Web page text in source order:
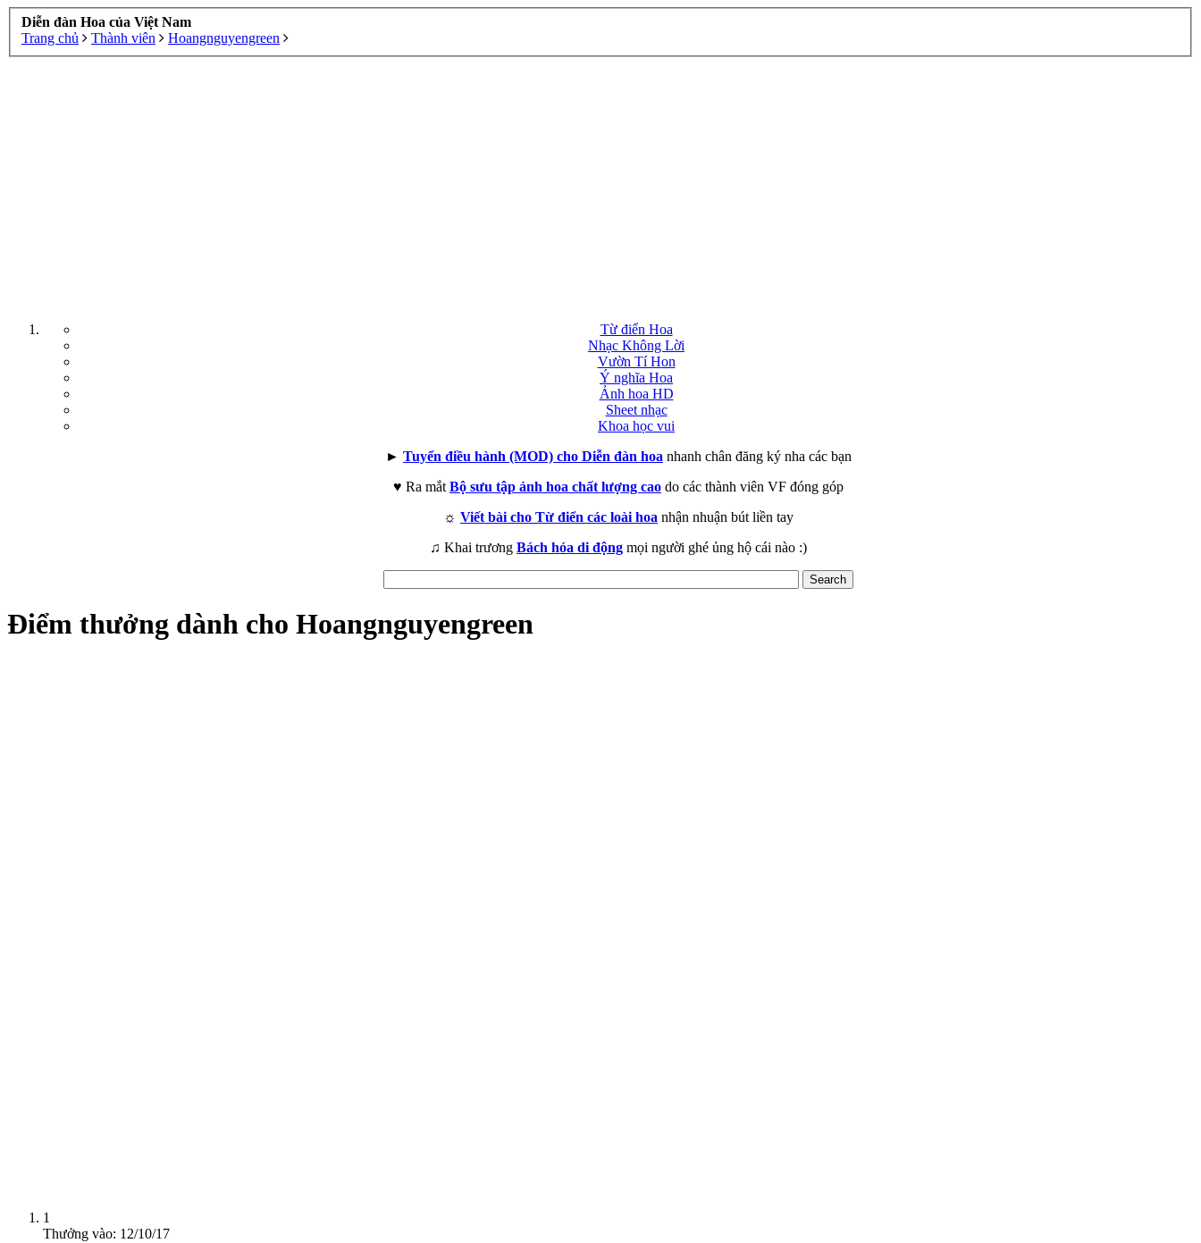
Diễn đàn Hoa của Việt Nam
Trang chủ
Thành viên Hoangnguyengreen
Từ điển Hoa
Nhạc Không Lời
Vườn Tí Hon
Ý nghĩa Hoa
Ảnh hoa HD
Sheet nhạc
Khoa học vui
► Tuyển điều hành (MOD) cho Diễn đàn hoa nhanh chân đăng ký nha các bạn
♥ Ra mắt Bộ sưu tập ảnh hoa chất lượng cao do các thành viên VF đóng góp
☼ Viết bài cho Từ điển các loài hoa nhận nhuận bút liền tay
♫ Khai trương Bách hóa di động mọi người ghé ủng hộ cái nào :)
Điểm thưởng dành cho Hoangnguyengreen
1
Thưởng vào: 12/10/17